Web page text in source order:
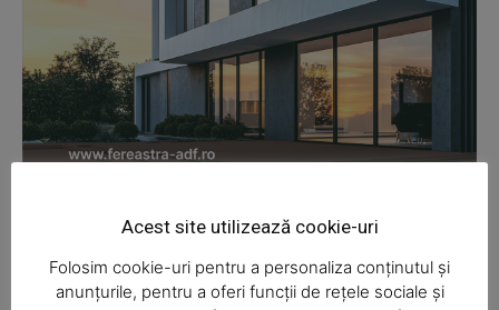
News Week
Magazine PRO
Acest site utilizează cookie-uri
Folosim cookie-uri pentru a personaliza conținutul și
anunțurile, pentru a oferi funcții de rețele sociale și